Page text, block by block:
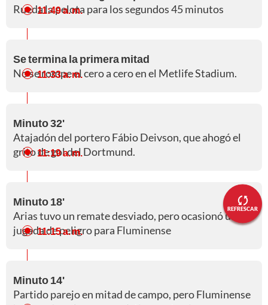
REFRESCAR
Rueda la pelota para los segundos 45 minutos
11:49 a. m.
Se termina la primera mitad
No se rompe el cero a cero en el Metlife Stadium.
11:33 a. m.
Minuto 32'
Atajadón del portero Fábio Deivson, que ahogó el
grito de gol del Dortmund.
11:19 a. m.
Minuto 18'
Arias tuvo un remate desviado, pero ocasionó una
jugada de peligro para Fluminense
11:15 a. m.
Minuto 14'
Partido parejo en mitad de campo, pero Fluminense